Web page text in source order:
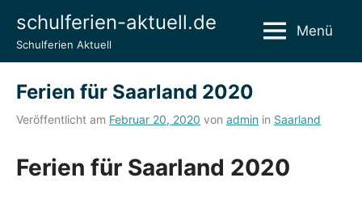
Inhaltschulferien-aktuell.de
Schulferien Aktuell
Menü
Ferien für Saarland 2020
Veröffentlicht am Februar 20, 2020 von admin in Saarland
Ferien für Saarland 2020